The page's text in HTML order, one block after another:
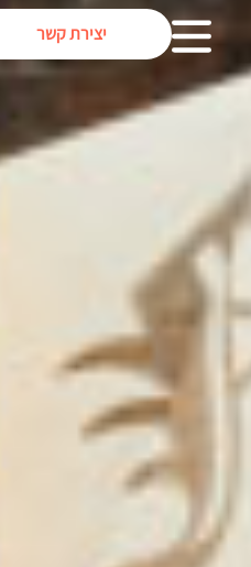
יצירת קשר